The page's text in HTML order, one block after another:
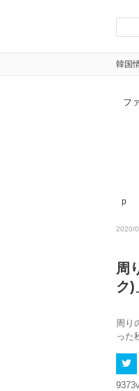
韓国
フ
p
2020/
周
ク)
周り
った
9373